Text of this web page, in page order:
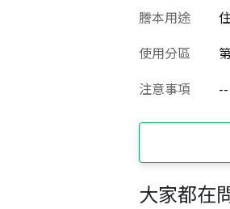
謄本用途
使用分區
注意事項
--
大家都在